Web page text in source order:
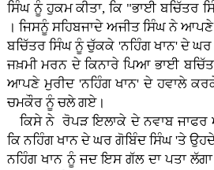
ਸਿੰਘ ਨੂੰ ਹੁਕਮ ਕੀਤਾ, ਕਿ "ਭਾਈ
। ਜਿਸਨੂੰ ਸਹਿਬਜਾਦੇ ਅਜੀਤ ਸਿੰਘ ਨੇ
ਬਚਿੱਤਰ ਸਿੰਘ ਨੂੰ ਚੁੱਕਕੇ 'ਨਹਿੰਗ ਖਾਨ' ਦੇ
ਜਖ਼ਮੀ ਮਰਨ ਦੇ ਕਿਨਾਰੇ ਪਿਆ ਭਾਈ
ਆਪਣੇ ਮੁਰੀਦ 'ਨਹਿੰਗ ਖਾਨ' ਦੇ ਹਵਾਲੇ
ਚਮਕੌਰ ਨੂੰ ਚਲੇ ਗਏ।
ਕਿਸੇ ਨੇ ਰੋਪੜ ਇਲਾਕੇ ਦੇ ਨਵਾਬ ਜਾਫਰ
ਕਿ ਨਹਿੰਗ ਖਾਨ ਦੇ ਘਰ ਗੋਬਿੰਦ ਸਿੰਘ 'ਤੇ
ਨਹਿੰਗ ਖਾਨ ਨੂੰ ਜਦ ਇਸ ਗੱਲ ਦਾ ਪਤਾ